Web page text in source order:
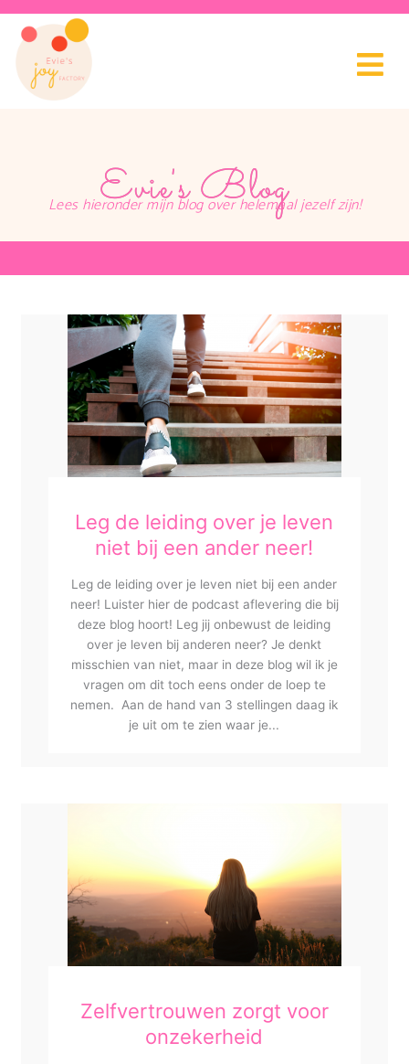
Evie's Blog
Lees hieronder mijn blog over helemaal jezelf zijn!
Leg de leiding over je leven
niet bij een ander neer!
Leg de leiding over je leven niet bij een ander
neer! Luister hier de podcast aflevering die bij
deze blog hoort! Leg jij onbewust de leiding
over je leven bij anderen neer? Je denkt
misschien van niet, maar in deze blog wil ik je
vragen om dit toch eens onder de loep te
nemen. Aan de hand van 3 stellingen daag ik
je uit om te zien waar je...
Zelfvertrouwen zorgt voor
onzekerheid